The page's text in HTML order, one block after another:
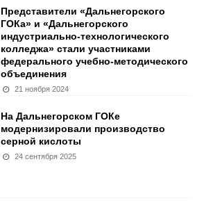
Представители «Дальнегорского
ГОКа» и «Дальнегорского
индустриально-технологического
колледжа» стали участниками
федерального учебно-методического
объединения
21 ноября 2024
На Дальнегорском ГОКе
модернизировали производство
серной кислоты
24 сентября 2025